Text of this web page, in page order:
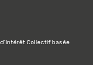
Collectif basée